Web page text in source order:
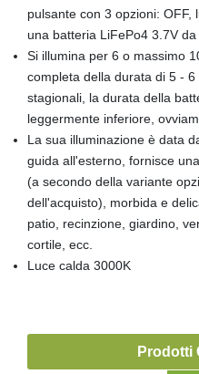
pulsante con 3 opzioni: OFF,
una batteria LiFePo4 3.7V
Si illumina per 6 o massimo
completa della durata di 5 - 6
stagionali, la durata della
leggermente inferiore,
La sua illuminazione è data
guida all'esterno, fornisce
(a secondo della variante
dell'acquisto), morbida e
patio, recinzione, giardino,
cortile, ecc.
Luce calda 3000K
Prodotti